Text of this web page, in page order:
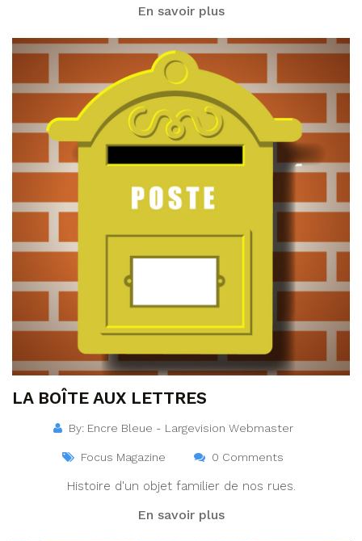
En savoir plus
LA BOÎTE AUX LETTRES
By: Encre Bleue - Largevision Webmaster
Focus Magazine 0 Comments
Histoire d'un objet familier de nos rues.
En savoir plus